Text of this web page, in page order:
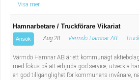
Visa mer
Hamnarbetare / Truckförare Vikariat
Ansök Aug 28 Värmdö Hamnar AB
Värmdö Hamnar AB är ett kommunägt
med fokus på att erbjuda god service, utveckla
en god tillgänglighet för kommunens invånare,